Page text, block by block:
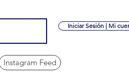
Iniciar Sesión | Mi
Instagram Feed